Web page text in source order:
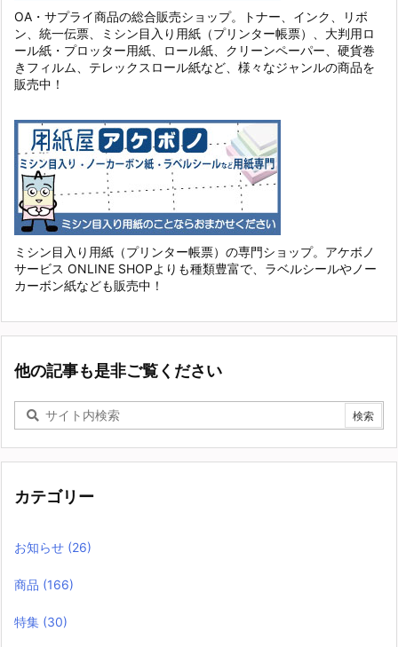
OA・サプライ商品の総合販売ショップ。トナー、インク、リボ
ン、統一伝票、ミシン目入り用紙（プリンター帳票）、大判用ロ
ール紙・プロッター用紙、ロール紙、クリーンペーパー、硬貨巻
きフィルム、テレックスロール紙など、様々なジャンルの商品を
販売中！
ミシン目入り用紙（プリンター帳票）の専門ショップ。アケボノ
サービス ONLINE SHOPよりも種類豊富で、ラベルシールやノー
カーボン紙なども販売中！
他の記事も是非ご覧ください
カテゴリー
お知らせ (26)
商品 (166)
特集 (30)